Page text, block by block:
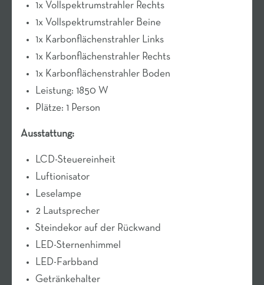
1x Vollspektrumstrahler Rechts
1x Vollspektrumstrahler Beine
1x Karbonflächenstrahler Links
1x Karbonflächenstrahler Rechts
1x Karbonflächenstrahler Boden
Leistung: 1850 W
Plätze: 1 Person
Ausstattung:
LCD-Steuereinheit
Luftionisator
Leselampe
2 Lautsprecher
Steindekor auf der Rückwand
LED-Sternenhimmel
LED-Farbband
Getränkehalter